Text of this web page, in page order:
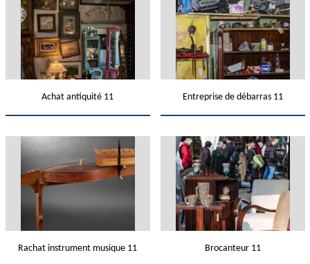
Achat antiquité 11 Entreprise de débarras 11
Rachat instrument musique 11 Brocanteur 11